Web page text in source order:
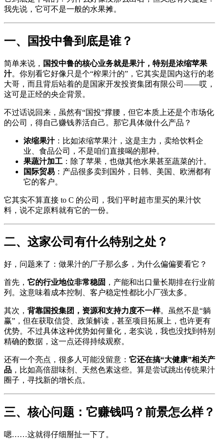
我先说，它可不是一般的水果摊。
一、国投中鲁到底是谁？
简单来说， 国投中鲁的核心业务就是果汁，特别是浓缩苹果
汁。你别看它好像只是个“榨果汁的”，它其实是国内这行的老
大哥，而且背后站着的是国家开发投资集团有限公司——哎，
这可是正经的央企背景。
不过话说回来，虽然有“国投”撑腰，但它本质上还是个市场化
的公司，得自己赚钱养活自己。那它具体做什么产品？
浓缩果汁：比如浓缩苹果汁，这是主力，卖给饮料企
业、食品公司，不是咱们直接喝的那种。
果蔬汁加工 ：除了苹果，也做其他水果甚至蔬菜的汁。
国际贸易 ：产品很多卖到国外，日韩、美国、欧洲都有
它的客户。
它其实不算直接 to C 的公司，我们平时超市里买的果汁饮
料，说不定原料就有它的一份。
二、这家公司有什么特别之处？
好，问题来了：做果汁的厂子那么多，为什么偏偏要看它？
首先， 它的行业地位非常稳固 ，产能和出口量长期排在行业前
列。这意味着成本控制、客户稳定性都比小厂强太多。
其次， 背靠国投集团，资源和支持力度不一样。虽然不是“躺
赢”，但在获取信贷、政策解读，甚至项目拓展上，也许更有
优势。不过具体这种优势如何量化，老实说，我也没找到特别
精确的数据，这一点还得持续观察。
还有一个亮点，很多人可能没留意： 它还在搞“大健康”相关产
品 ，比如高倍甜味剂、天然色素这些。算是尝试跳出传统果汁
圈子，寻找新的增长点。
三、核心问题：它赚钱吗？前景怎么样？
嗯……这就得仔细掰扯一下了。